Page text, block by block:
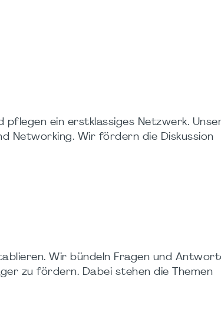
ein erstklassiges Netzwerk.
Networking. Wir fördern die Diskussion
Wir bündeln Fragen und
zu fördern. Dabei stehen die Themen